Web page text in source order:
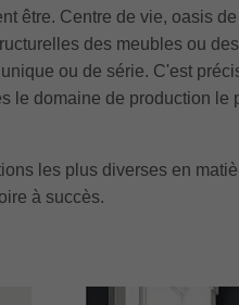
être. Centre de vie, oasis
des meubles ou
ou de série. C'est
le domaine de production
les plus diverses en
à succès.